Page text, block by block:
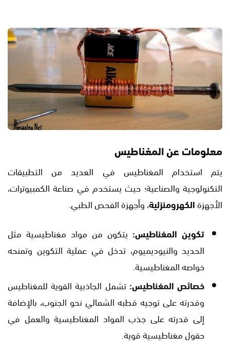
معلومات عن المغناطيس
يتم استخدام المغناطيس في العديد من التطبيقات
التكنولوجية والصناعية؛ حيث يستخدم في صناعة الكمبيوترات،
الأجهزةالكهرومنزلية، وأجهزة الفحص الطبي.
تكوين المغناطيس: يتكون من مواد مغناطيسية مثل
الحديد والنيوديميوم، تدخل في عملية التكوين وتمنحه
خواصه المغناطيسية.
خصائص المغناطيس: تشمل الجاذبية القوية للمغناطيس
وقدرته على توجيه قطبه الشمالي نحو الجنوب، بالإضافة
إلى قدرته على جذب المواد المغناطيسية والعمل في
حقول مغناطيسية قوية.